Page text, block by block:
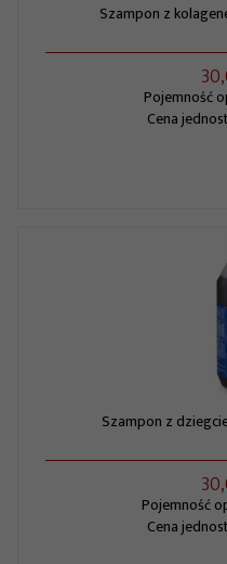
Szampon z
30,
Pojemność
Cena
Szampon z
30,
Pojemność
Cena